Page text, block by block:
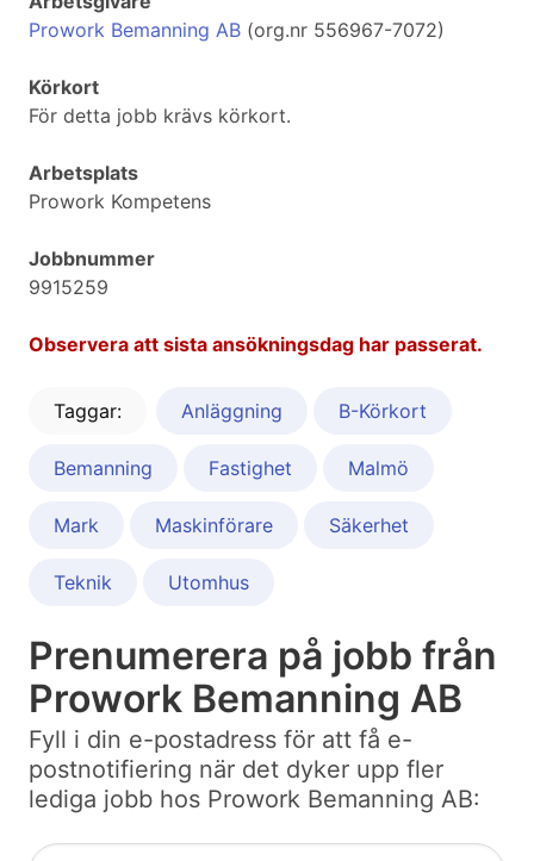
Prowork Bemanning AB (org.nr 556967-7072)
Körkort
För detta jobb krävs körkort.
Arbetsplats
Prowork Kompetens
Jobbnummer
9915259
Observera att sista ansökningsdag har passerat.
Taggar: Anläggning B-Körkort
Bemanning Fastighet Malmö
Mark Maskinförare Säkerhet
Teknik Utomhus
Prenumerera på jobb från
Prowork Bemanning AB
Fyll i din e-postadress för att få e-
postnotifiering när det dyker upp fler
lediga jobb hos Prowork Bemanning AB: